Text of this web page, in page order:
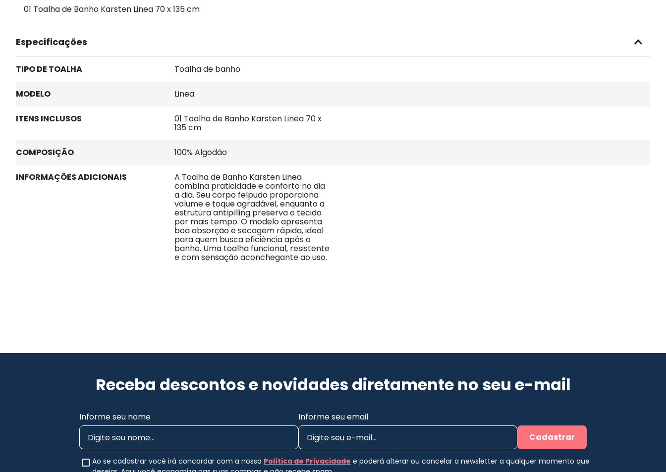
01 Toalha de Banho Karsten Linea 70 x 135 cm
Especificações
TIPO DE TOALHA Toalha de banho
MODELO Linea
ITENS INCLUSOS 01 Toalha de Banho Karsten Linea 70 x
135 cm
COMPOSIÇÃO 100% Algodão
INFORMAÇÕES ADICIONAIS A Toalha de Banho Karsten Linea
combina praticidade e conforto no dia
a dia. Seu corpo felpudo proporciona
volume e toque agradável, enquanto a
estrutura antipilling preserva o tecido
por mais tempo. O modelo apresenta
boa absorção e secagem rápida, ideal
para quem busca eficiência após o
banho. Uma toalha funcional, resistente
e com sensação aconchegante ao uso.
Receba descontos e novidades diretamente no seu e-mail
Informe seu nome
Informe seu email
Cadastrar
Ao se cadastrar você irá concordar com a nossa Política de Privacidade e poderá alterar ou cancelar a newsletter a qualquer momento que